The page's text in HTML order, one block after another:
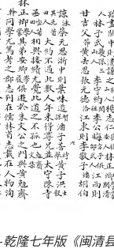
隆七年版《闽清